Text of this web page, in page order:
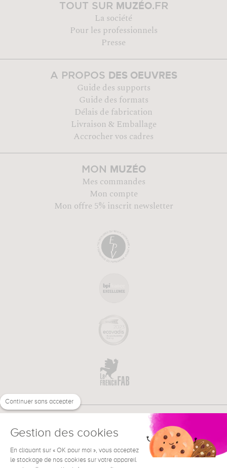
TOUT SUR MUZÉO.FR
La société
Pour les professionnels
Presse
A PROPOS DES OEUVRES
Guide des supports
Guide des formats
Délais de fabrication
Livraison & Emballage
Accrocher vos cadres
MON MUZÉO
Mes commandes
Mon compte
Mon offre 5% inscrit newsletter
BESOIN D'AIDE ? FR
Continuer sans accepter
Gestion des cookies
En cliquant sur « OK pour moi », vous acceptez
le stockage de nos cookies sur votre appareil